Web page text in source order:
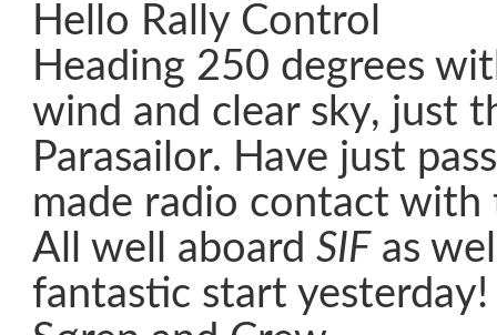
Hello Rally Control
Heading 250 degrees
wind and clear sky, just
Parasailor. Have just
made radio contact with
All well aboard SIF as
fantastic start yesterday!